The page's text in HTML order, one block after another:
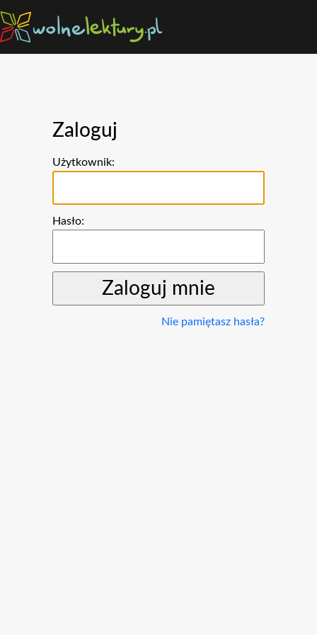
Zaloguj
Użytkownik:
Hasło:
Nie pamiętasz hasła?